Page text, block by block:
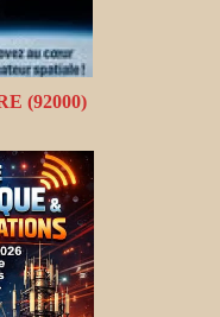
(92000)